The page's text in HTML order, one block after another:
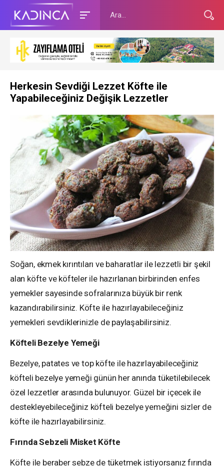
Herkesin Sevdiği Lezzet Köfte ile
Yapabileceğiniz Değişik Lezzetler
Soğan, ekmek kırıntıları ve baharatlar ile lezzetli bir şekil
alan köfte ve köfteler ile hazırlanan birbirinden enfes
yemekler sayesinde sofralarınıza büyük bir renk
kazandırabilirsiniz. Köfte ile hazırlayabileceğiniz
yemekleri sevdiklerinizle de paylaşabilirsiniz.
Köfteli Bezelye Yemeği
Bezelye, patates ve top köfte ile hazırlayabileceğiniz
köfteli bezelye yemeği günün her anında tüketilebilecek
özel lezzetler arasında bulunuyor. Güzel bir içecek ile
destekleyebileceğiniz köfteli bezelye yemeğini sizler de
köfte ile hazırlayabilirsiniz.
Fırında Sebzeli Misket Köfte
Köfte ile beraber sebze de tüketmek istiyorsanız fırında